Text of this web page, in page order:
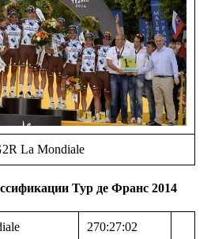
La Mondiale
Тур де Франс 2014
270:27:02